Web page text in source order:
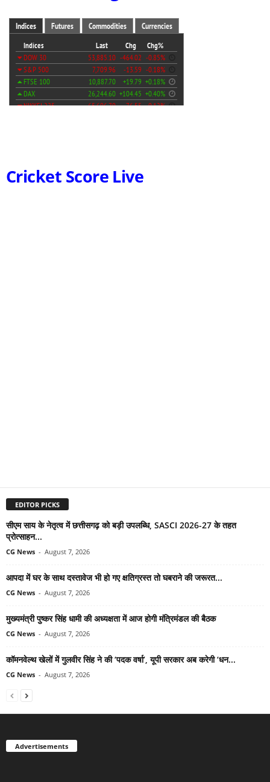
Cricket Score Live
EDITOR PICKS
सीएम साय के नेतृत्व में छत्तीसगढ़ को बड़ी उपलब्धि, SASCI 2026-27 के तहत
प्रोत्साहन...
CG News - August 7, 2026
आपदा में घर के साथ दस्तावेज भी हो गए क्षतिग्रस्त तो घबराने की जरूरत...
CG News - August 7, 2026
मुख्यमंत्री पुष्कर सिंह धामी की अध्यक्षता में आज होगी मंत्रिमंडल की बैठक
CG News - August 7, 2026
कॉमनवेल्थ खेलों में गुलवीर सिंह ने की ‘पदक वर्षा’, यूपी सरकार अब करेगी ‘धन...
CG News - August 7, 2026
Advertisements